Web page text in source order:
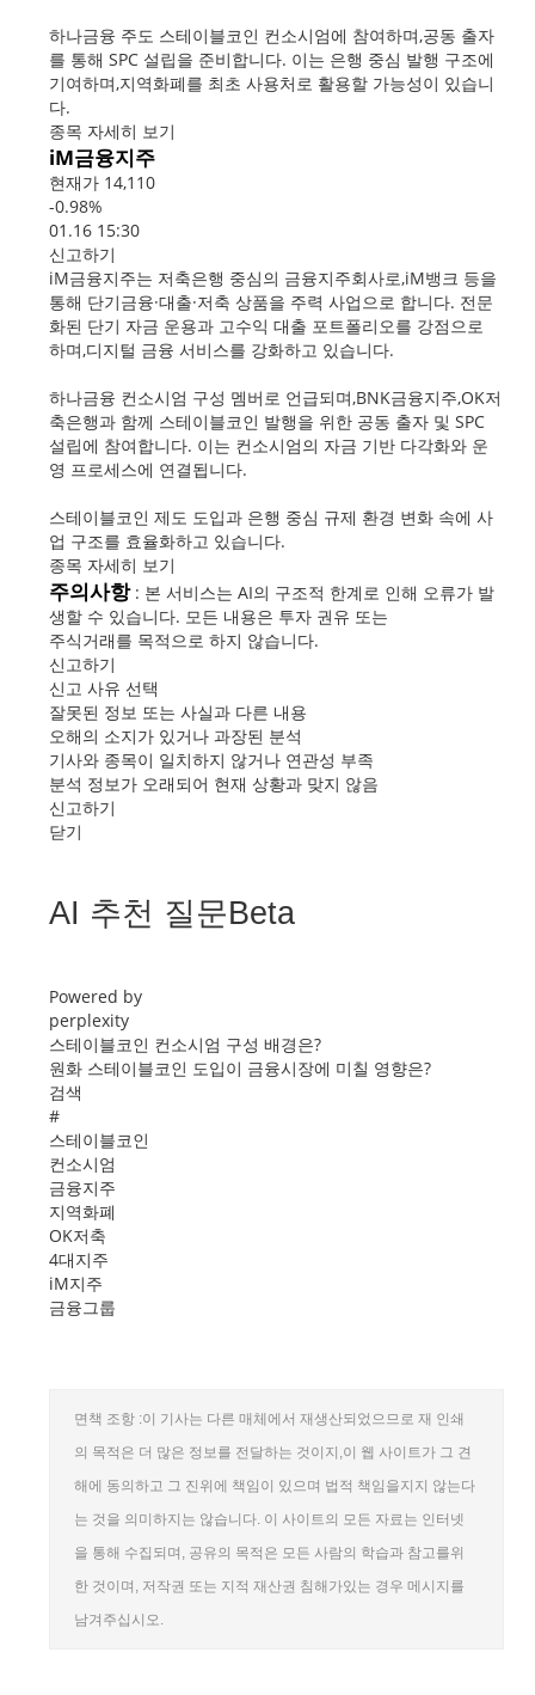
하나금융 주도 스테이블코인 컨소시엄에 참여하며,공동 출자
를 통해 SPC 설립을 준비합니다. 이는 은행 중심 발행 구조에
기여하며,지역화폐를 최초 사용처로 활용할 가능성이 있습니
다.
종목 자세히 보기
iM금융지주
현재가 14,110
-0.98%
01.16 15:30
신고하기
iM금융지주는 저축은행 중심의 금융지주회사로,iM뱅크 등을
통해 단기금융·대출·저축 상품을 주력 사업으로 합니다. 전문
화된 단기 자금 운용과 고수익 대출 포트폴리오를 강점으로
하며,디지털 금융 서비스를 강화하고 있습니다.
하나금융 컨소시엄 구성 멤버로 언급되며,BNK금융지주,OK저
축은행과 함께 스테이블코인 발행을 위한 공동 출자 및 SPC
설립에 참여합니다. 이는 컨소시엄의 자금 기반 다각화와 운
영 프로세스에 연결됩니다.
스테이블코인 제도 도입과 은행 중심 규제 환경 변화 속에 사
업 구조를 효율화하고 있습니다.
종목 자세히 보기
주의사항: 본 서비스는 AI의 구조적 한계로 인해 오류가 발
생할 수 있습니다. 모든 내용은 투자 권유 또는
주식거래를 목적으로 하지 않습니다.
신고하기
신고 사유 선택
잘못된 정보 또는 사실과 다른 내용
오해의 소지가 있거나 과장된 분석
기사와 종목이 일치하지 않거나 연관성 부족
분석 정보가 오래되어 현재 상황과 맞지 않음
신고하기
닫기
AI 추천 질문Beta
Powered by
perplexity
스테이블코인 컨소시엄 구성 배경은?
원화 스테이블코인 도입이 금융시장에 미칠 영향은?
검색
#
스테이블코인
컨소시엄
금융지주
지역화폐
OK저축
4대지주
iM지주
금융그룹
면책 조항 :이 기사는 다른 매체에서 재생산되었으므로 재 인쇄
의 목적은 더 많은 정보를 전달하는 것이지,이 웹 사이트가 그 견
해에 동의하고 그 진위에 책임이 있으며 법적 책임을지지 않는다
는 것을 의미하지는 않습니다. 이 사이트의 모든 자료는 인터넷
을 통해 수집되며, 공유의 목적은 모든 사람의 학습과 참고를위
한 것이며, 저작권 또는 지적 재산권 침해가있는 경우 메시지를
남겨주십시오.